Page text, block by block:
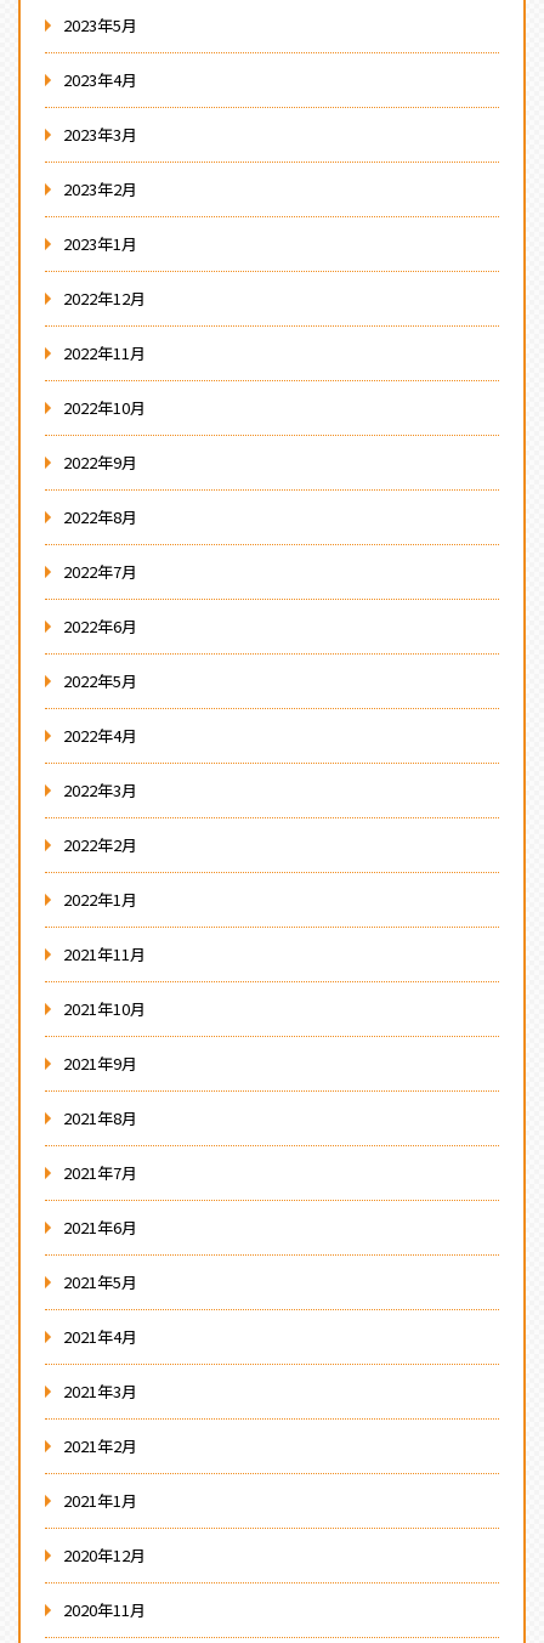
2023年5月
2023年4月
2023年3月
2023年2月
2023年1月
2022年12月
2022年11月
2022年10月
2022年9月
2022年8月
2022年7月
2022年6月
2022年5月
2022年4月
2022年3月
2022年2月
2022年1月
2021年11月
2021年10月
2021年9月
2021年8月
2021年7月
2021年6月
2021年5月
2021年4月
2021年3月
2021年2月
2021年1月
2020年12月
2020年11月